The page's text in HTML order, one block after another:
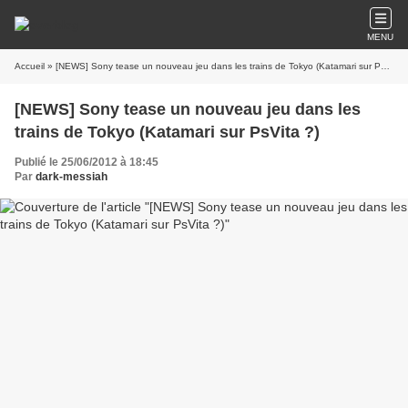
MENU
Accueil » [NEWS] Sony tease un nouveau jeu dans les trains de Tokyo (Katamari sur PsVita ?)
[NEWS] Sony tease un nouveau jeu dans les
trains de Tokyo (Katamari sur PsVita ?)
Publié le 25/06/2012 à 18:45
Par dark-messiah